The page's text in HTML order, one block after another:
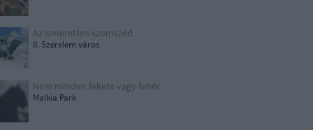
Az ismeretlen szomszéd
II. Szerelem város
Nem minden fekete vagy fehér
Malkia Park